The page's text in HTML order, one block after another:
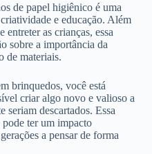
de papel higiênico é uma
e educação. Além
entreter as crianças, essa
sobre a importância da
de materiais.
brinquedos, você está
criar algo novo e valioso a
seriam descartados. Essa
ter um impacto
a pensar de forma